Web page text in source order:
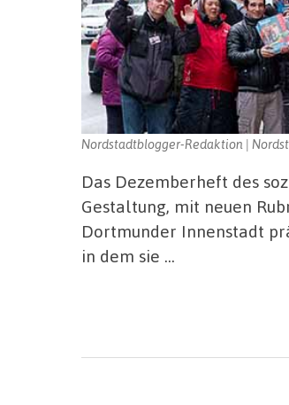
Nordstadtblogger-Redaktion |
Das Dezemberheft des
Gestaltung, mit neuen
Dortmunder Innenstadt
in dem sie …